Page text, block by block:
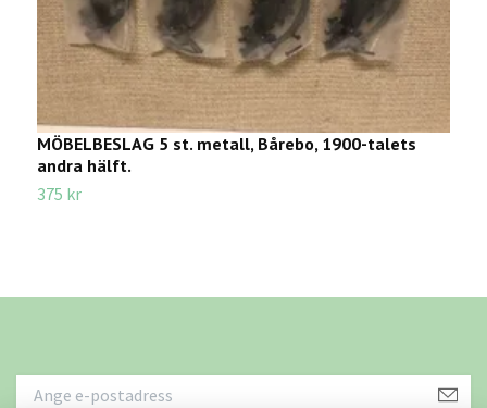
MÖBELBESLAG 5 st. metall, Bårebo, 1900-talets
andra hälft.
375 kr